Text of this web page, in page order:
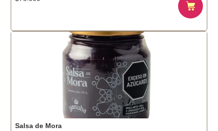
Salsa de Mora